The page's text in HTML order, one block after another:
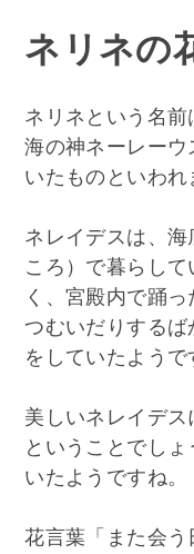
ネリネの
ネリネという名
海の神ネーレー
いたものといわれ
ネレイデスは、海
ころ）で暮らし
く、宮殿内で踊
つむいだりする
をしていたようで
美しいネレイデ
ということでし
いたようですね。
花言葉「また会